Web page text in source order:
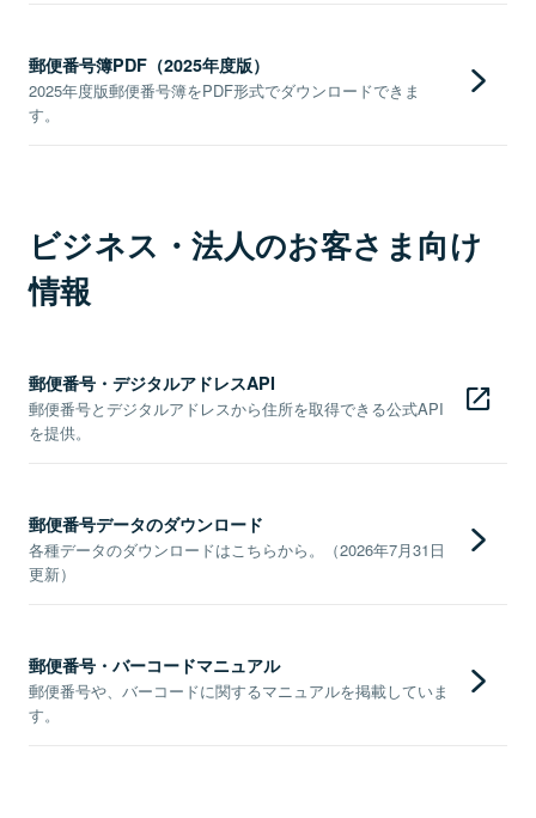
郵便番号簿PDF（2025年度版）
2025年度版郵便番号簿をPDF形式でダウンロードできま
す。
ビジネス・法人のお客さま向け
情報
郵便番号・デジタルアドレスAPI
郵便番号とデジタルアドレスから住所を取得できる公式API
を提供。
郵便番号データのダウンロード
各種データのダウンロードはこちらから。（2026年7月31日
更新）
郵便番号・バーコードマニュアル
郵便番号や、バーコードに関するマニュアルを掲載していま
す。